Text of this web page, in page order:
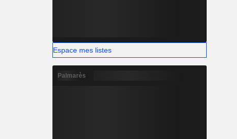
Espace mes listes
Palmarès